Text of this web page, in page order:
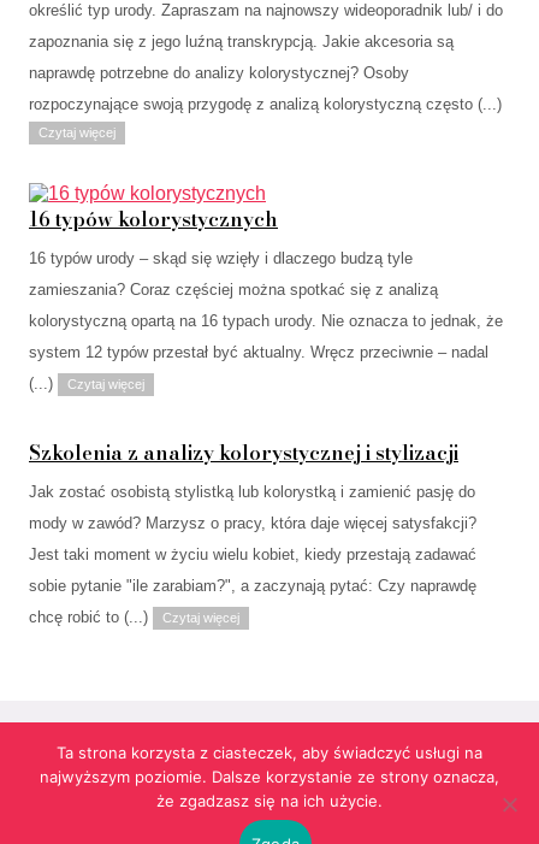
określić typ urody. Zapraszam na najnowszy wideoporadnik lub/ i do
zapoznania się z jego luźną transkrypcją. Jakie akcesoria są
naprawdę potrzebne do analizy kolorystycznej? Osoby
rozpoczynające swoją przygodę z analizą kolorystyczną często (...)
Czytaj więcej
16 typów kolorystycznych
16 typów urody – skąd się wzięły i dlaczego budzą tyle
zamieszania? Coraz częściej można spotkać się z analizą
kolorystyczną opartą na 16 typach urody. Nie oznacza to jednak, że
system 12 typów przestał być aktualny. Wręcz przeciwnie – nadal
(...)
Czytaj więcej
Szkolenia z analizy kolorystycznej i stylizacji
Jak zostać osobistą stylistką lub kolorystką i zamienić pasję do
mody w zawód? Marzysz o pracy, która daje więcej satysfakcji?
Jest taki moment w życiu wielu kobiet, kiedy przestają zadawać
sobie pytanie "ile zarabiam?", a zaczynają pytać: Czy naprawdę
chcę robić to (...)
Czytaj więcej
Ta strona korzysta z ciasteczek, aby świadczyć usługi na
najwyższym poziomie. Dalsze korzystanie ze strony oznacza,
że zgadzasz się na ich użycie.
Strona korzysta z informacji przechowywanych w plikach cookies w celach
funkcjonalnych oraz statystycznych.
agencja reklamowa Gliwice